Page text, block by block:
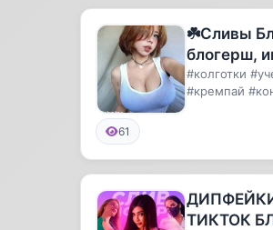
☘️Сливы
блогерш,
тикток,
#колготки
#кремпай
61
ТИКТОК